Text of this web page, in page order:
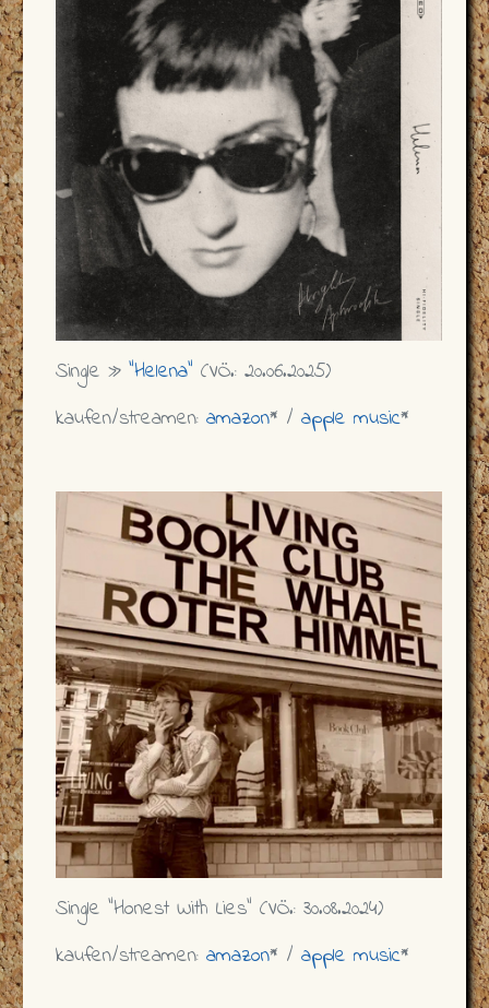
Single » "Helena" (VÖ.: 20.06.2025)
kaufen/streamen: amazon* / apple music*
Single "Honest With Lies" (VÖ.: 30.08.2024)
kaufen/streamen: amazon* / apple music*